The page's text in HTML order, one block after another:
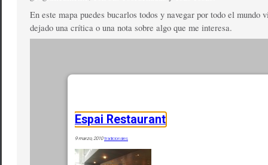
En este mapa puedes bucarlos todos y navegar por todo el mundo
dejado una crítica o una nota sobre algo que me interesa.